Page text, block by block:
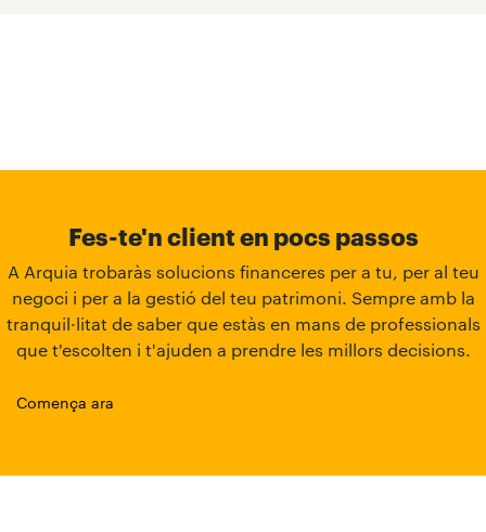
Fes-te'n client en pocs passos
A Arquia trobaràs solucions financeres per a tu, per al teu
negoci i per a la gestió del teu patrimoni. Sempre amb la
tranquil·litat de saber que estàs en mans de professionals
que t'escolten i t'ajuden a prendre les millors decisions.
Comença ara